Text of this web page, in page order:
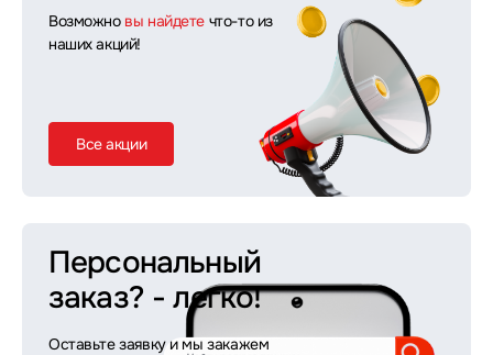
Возможно вы найдете что-то из
наших акций!
Все акции
Персональный
заказ? - легко!
Оставьте заявку и мы закажем